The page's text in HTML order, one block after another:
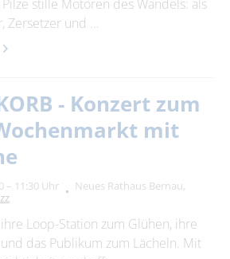
stille Motoren des Wandels: als
Zersetzer und …
- Konzert zum
mit
– 11:30 Uhr
Neues Rathaus Bernau,
Loop-Station zum Glühen, ihre
das Publikum zum Lächeln. Mit